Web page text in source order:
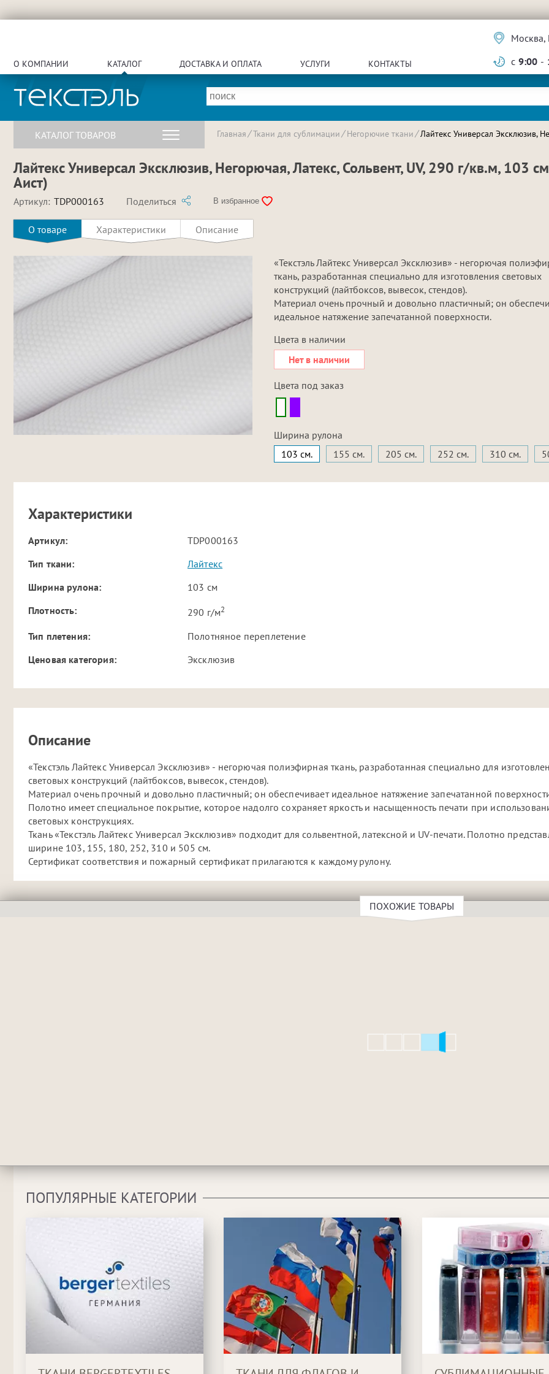
О КОМПАНИИ КАТАЛОГ ДОСТАВКА И ОПЛАТА УСЛУГИ КОНТАКТЫ
Москва,
с 9:00 -
КАТАЛОГ ТОВАРОВ Главная Ткани для сублимации Негорючие ткани Лайтекс Универсал Эксклюзив,
Лайтекс Универсал Эксклюзив, Негорючая, Латекс, Сольвент, UV, 290 г/кв.м, 103
Аист)
Артикул: TDP000163 Поделиться В избранное
О товаре Характеристики Описание
«Текстэль Лайтекс Универсал Эксклюзив» - негорючая
ткань, разработанная специально для изготовления световых
конструкций (лайтбоксов, вывесок, стендов).
Материал очень прочный и довольно пластичный; он
идеальное натяжение запечатанной поверхности.
Цвета в наличии
Нет в наличии
Цвета под заказ
Ширина рулона
103 см.
155 см. 205 см. 252 см. 310 см.
Характеристики
Артикул:
TDP000163
Тип ткани:
Лайтекс
Ширина рулона:
103 см
Плотность:
290 г/м2
Тип плетения:
Полотняное переплетение
Ценовая категория:
Эксклюзив
Описание
«Текстэль Лайтекс Универсал Эксклюзив» - негорючая полиэфирная ткань, разработанная специально для
световых конструкций (лайтбоксов, вывесок, стендов).
Материал очень прочный и довольно пластичный; он обеспечивает идеальное натяжение запечатанной
Полотно имеет специальное покрытие, которое надолго сохраняет яркость и насыщенность печати при
световых конструкциях.
Ткань «Текстэль Лайтекс Универсал Эксклюзив» подходит для сольвентной, латексной и UV-печати. Полотно
ширине 103, 155, 180, 252, 310 и 505 см.
Сертификат соответствия и пожарный сертификат прилагаются к каждому рулону.
ПОХОЖИЕ ТОВАРЫ
ПОПУЛЯРНЫЕ КАТЕГОРИИ